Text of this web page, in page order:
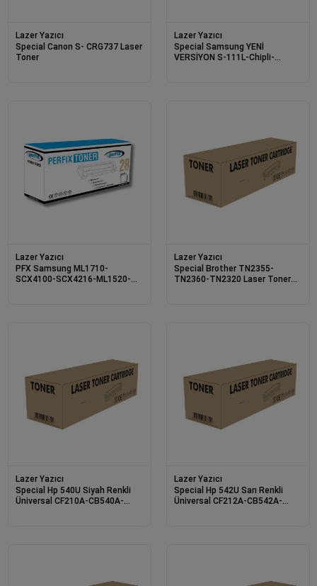
Lazer Yazıcı
Special Canon S- CRG737 Laser
Toner
Lazer Yazıcı
Special Samsung YENİ
VERSİYON S-111L-Chipli-
Lazer Yazıcı
PFX Samsung ML1710-
SCX4100-SCX4216-ML1520-
Lazer Yazıcı
Special Brother TN2355-
TN2360-TN2320 Laser Toner
Lazer Yazıcı
Special Hp 540U Siyah Renkli
Üniversal CF210A-CB540A-
Lazer Yazıcı
Special Hp 542U Sarı Renkli
Üniversal CF212A-CB542A-